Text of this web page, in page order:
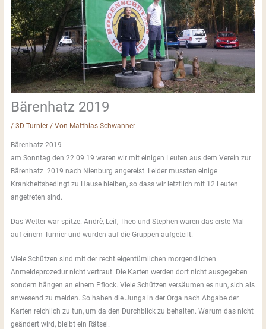
Bärenhatz 2019
/3D Turnier / Von Matthias Schwanner
Bärenhatz 2019
am Sonntag den 22.09.19 waren wir mit einigen Leuten aus dem Verein zur
Bärenhatz 2019 nach Nienburg angereist. Leider mussten einige
Krankheitsbedingt zu Hause bleiben, so dass wir letztlich mit 12 Leuten
angetreten sind.
Das Wetter war spitze. Andrè, Leif, Theo und Stephen waren das erste Mal
auf einem Turnier und wurden auf die Gruppen aufgeteilt.
Viele Schützen sind mit der recht eigentümlichen morgendlichen
Anmeldeprozedur nicht vertraut. Die Karten werden dort nicht ausgegeben
sondern hängen an einem Pflock. Viele Schützen versäumen es nun, sich als
anwesend zu melden. So haben die Jungs in der Orga nach Abgabe der
Karten reichlich zu tun, um da den Durchblick zu behalten. Warum das nicht
geändert wird, bleibt ein Rätsel.